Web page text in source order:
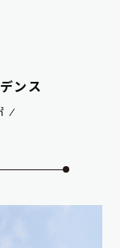
ンス